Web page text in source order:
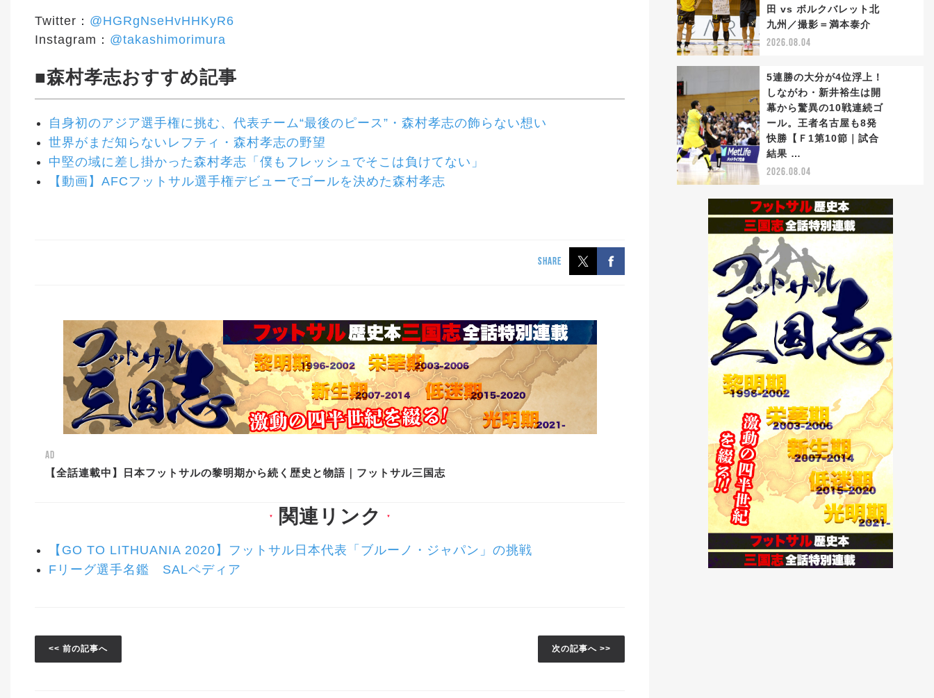
Twitter： @HGRgNseHvHHKyR6
Instagram： @takashimorimura
■森村孝志おすすめ記事
自身初のアジア選手権に挑む、代表チーム“最後のピース”・森村孝志の飾らない想い
世界がまだ知らないレフティ・森村孝志の野望
中堅の域に差し掛かった森村孝志「僕もフレッシュでそこは負けてない」
【動画】AFCフットサル選手権デビューでゴールを決めた森村孝志
SHARE
AD
【全話連載中】日本フットサルの黎明期から続く歴史と物語｜フットサル三国志
▼ 関連リンク ▼
【GO TO LITHUANIA 2020】フットサル日本代表「ブルーノ・ジャパン」の挑戦
Fリーグ選手名鑑 SALペディア
<< 前の記事へ 次の記事へ >>
田 vs ボルクバレット北
九州／撮影＝満本泰介
2026.08.04
5連勝の大分が4位浮上！
しながわ・新井裕生は開
幕から驚異の10戦連続ゴ
ール。王者名古屋も8発
快勝【Ｆ1第10節｜試合
結果 …
2026.08.04